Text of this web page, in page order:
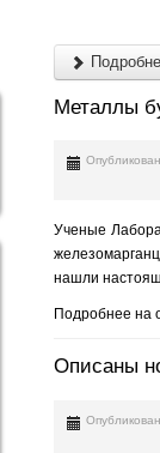
Металлы
Ученые
нашли
Подробнее на
Описаны